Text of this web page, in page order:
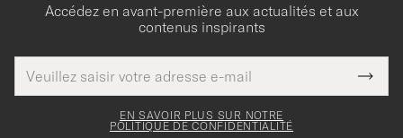
Accédez en avant-première aux actualités et aux
contenus inspirants
de
courrier
Merci
pour
EN SAVOIR PLUS SUR NOTRE
POLITIQUE DE CONFIDENTIALITÉ